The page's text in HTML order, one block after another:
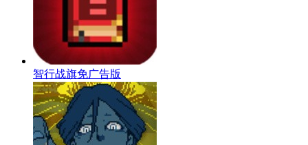
智行战旗免广告版